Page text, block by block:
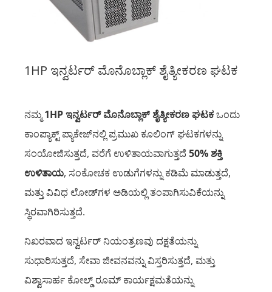
1HP ಇನ್ವರ್ಟರ್ ಮೊನೊಬ್ಲಾಕ್ ಶೈತ್ಯೀಕರಣ ಘಟಕ
ನಮ್ಮ1HP ಇನ್ವರ್ಟರ್ ಮೊನೊಬ್ಲಾಕ್ ಶೈತ್ಯೀಕರಣ ಘಟಕಒಂದು
ಕಾಂಪ್ಯಾಕ್ಟ್ ಪ್ಯಾಕೇಜ್‌ನಲ್ಲಿ ಪ್ರಮುಖ ಕೂಲಿಂಗ್ ಘಟಕಗಳನ್ನು
ಸಂಯೋಜಿಸುತ್ತದೆ, ವರೆಗೆ ಉಳಿತಾಯವಾಗುತ್ತದೆ 50% ಶಕ್ತಿ
ಉಳಿತಾಯ, ಸಂಕೋಚಕ ಉಡುಗೆಗಳನ್ನು ಕಡಿಮೆ ಮಾಡುತ್ತದೆ,
ಮತ್ತು ವಿವಿಧ ಲೋಡ್‌ಗಳ ಅಡಿಯಲ್ಲಿ ತಂಪಾಗಿಸುವಿಕೆಯನ್ನು
ಸ್ಥಿರವಾಗಿರಿಸುತ್ತದೆ.
ನಿಖರವಾದ ಇನ್ವರ್ಟರ್ ನಿಯಂತ್ರಣವು ದಕ್ಷತೆಯನ್ನು
ಸುಧಾರಿಸುತ್ತದೆ, ಸೇವಾ ಜೀವನವನ್ನು ವಿಸ್ತರಿಸುತ್ತದೆ, ಮತ್ತು
ವಿಶ್ವಾಸಾರ್ಹ ಕೋಲ್ಡ್ ರೂಮ್ ಕಾರ್ಯಕ್ಷಮತೆಯನ್ನು